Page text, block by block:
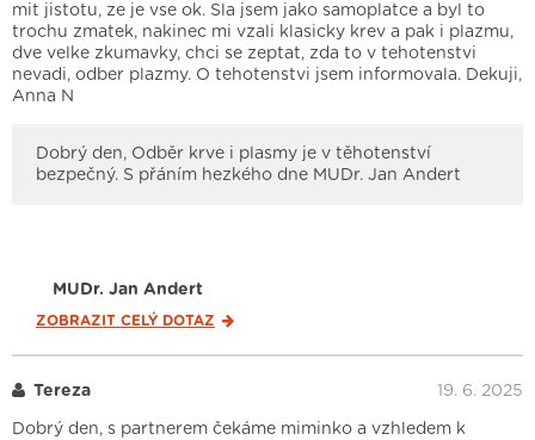
mit jistotu, ze je vse ok. Sla jsem jako samoplatce a byl to
trochu zmatek, nakinec mi vzali klasicky krev a pak i plazmu,
dve velke zkumavky, chci se zeptat, zda to v tehotenstvi
nevadi, odber plazmy. O tehotenstvi jsem informovala. Dekuji,
Anna N
Dobrý den, Odběr krve i plasmy je v těhotenství
bezpečný. S přáním hezkého dne MUDr. Jan Andert
MUDr. Jan Andert
ZOBRAZIT CELÝ DOTAZ
Tereza 19. 6. 2025
Dobrý den, s partnerem čekáme miminko a vzhledem k